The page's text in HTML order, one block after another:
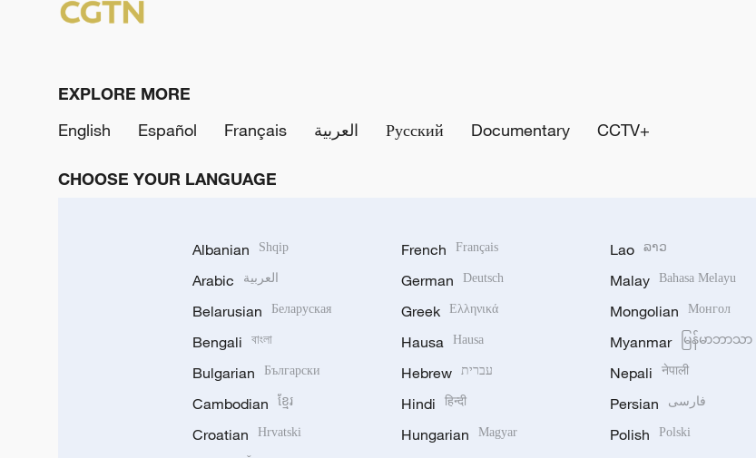
EXPLORE MORE
English
Español Français العربية Русский Documentary CCTV+
CHOOSE YOUR LANGUAGE
Albanian Shqip
Arabic العربية
Belarusian Беларуская
Bengali বাংলা
Bulgarian Български
Cambodian ខ្មែរ
Croatian Hrvatski
French Français
German Deutsch
Greek Ελληνικά
Hausa Hausa
Hebrew עברית
Hindi हिन्दी
Hungarian Magyar
Lao ລາວ
Malay Bahasa Melayu
Mongolian Монгол
Myanmar မြန်မာဘာသာ
Nepali नेपाली
Persian فارسی
Polish Polski